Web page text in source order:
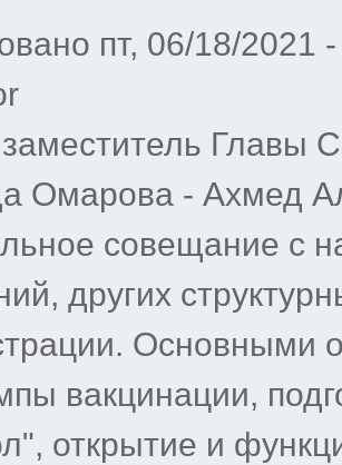
пт, 06/18/2021
Главы
Омарова - Ахмед
совещание с
других
Основными
вакцинации,
открытие и